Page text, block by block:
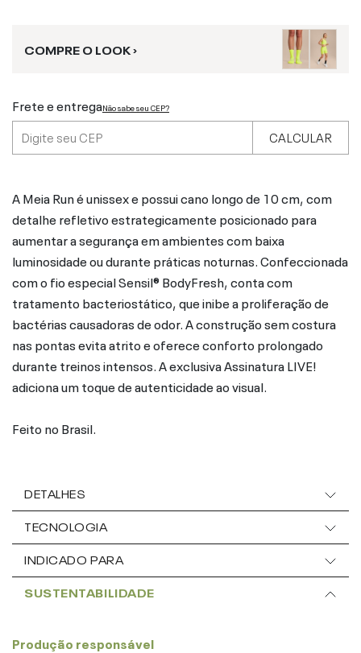
COMPRE O LOOK ›
Frete e entregaNão sabe seu CEP?
CALCULAR
A Meia Run é unissex e possui cano longo de 10 cm, com
detalhe refletivo estrategicamente posicionado para
aumentar a segurança em ambientes com baixa
luminosidade ou durante práticas noturnas. Confeccionada
com o fio especial Sensil® BodyFresh, conta com
tratamento bacteriostático, que inibe a proliferação de
bactérias causadoras de odor. A construção sem costura
nas pontas evita atrito e oferece conforto prolongado
durante treinos intensos. A exclusiva Assinatura LIVE!
adiciona um toque de autenticidade ao visual.
Feito no Brasil.
DETALHES
TECNOLOGIA
INDICADO PARA
SUSTENTABILIDADE
Produção responsável